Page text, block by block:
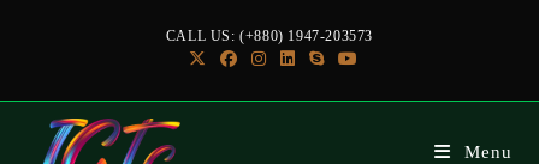
CALL US: (+880) 1947-203573
Menu